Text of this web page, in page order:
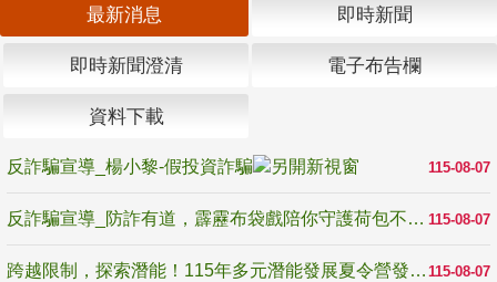
最新消息 即時新聞
即時新聞澄清 電子布告欄
資料下載
115-08-07
反詐騙宣導_楊小黎-假投資詐騙
115-08-07
反詐騙宣導_防詐有道，霹靂布袋戲陪你守護荷包不受騙
115-08-07
跨越限制，探索潛能！115年多元潛能發展夏令營發掘生命無限可能